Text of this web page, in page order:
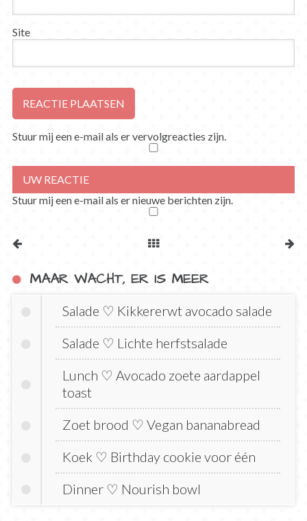
Site
Stuur mij een e-mail als er vervolgreacties zijn.
Stuur mij een e-mail als er nieuwe berichten zijn.
MAAR WACHT, ER IS MEER
Salade ♡ Kikkererwt avocado salade
Salade ♡ Lichte herfstsalade
Lunch ♡ Avocado zoete aardappel
toast
Zoet brood ♡ Vegan bananabread
Koek ♡ Birthday cookie voor één
Dinner ♡ Nourish bowl